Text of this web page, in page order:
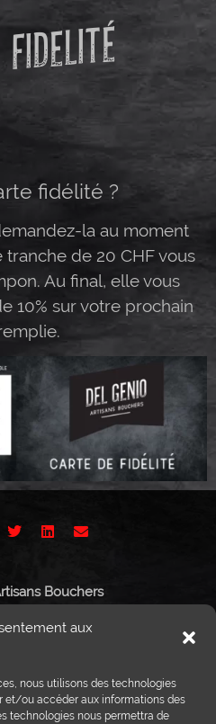
aux
nous utilisons des technologies
et/ou accéder aux informations des
technologies nous permettra de
fidélité ?
la au moment
de 20 CHF vous
Au final, elle vous
10% sur votre prochain
Bouchers
Sion